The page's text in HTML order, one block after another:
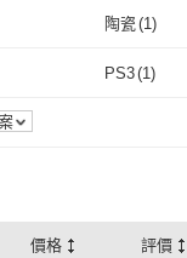
紅軸
耐磨 (39
防爆
耐磨
陶瓷 (1)
陶瓷
PS3(1)
價格 評價